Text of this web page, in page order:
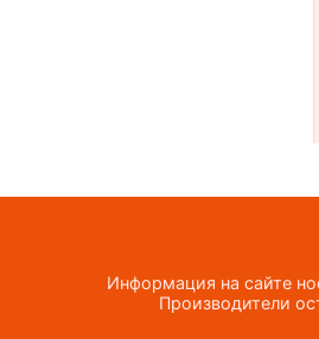
Информация на сайте
Производители